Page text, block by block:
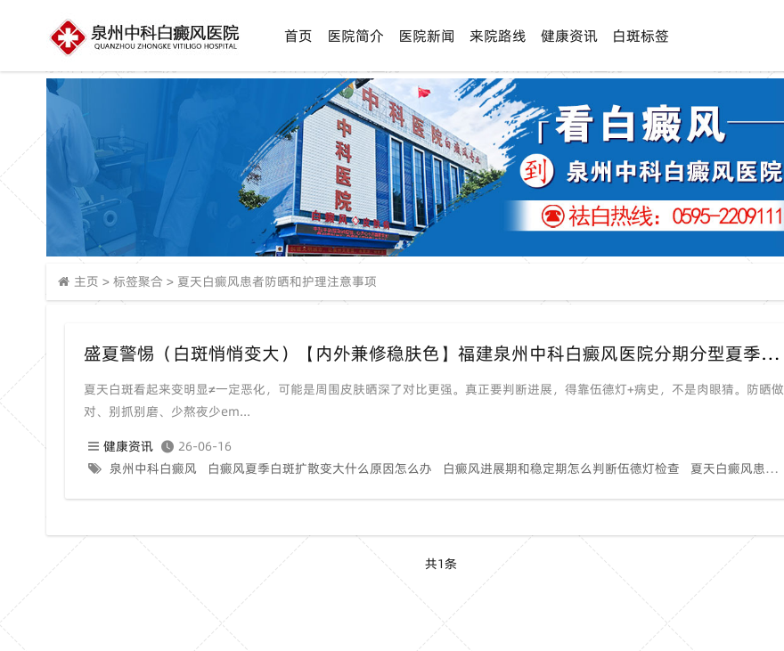
首页 医院简介 医院新闻 来院路线 健康资讯 白斑标签
主页 > 标签聚合 > 夏天白癜风患者防晒和护理注意事项
盛夏警惕（白斑悄悄变大）【内外兼修稳肤色】福建泉州中科白癜风医院分期分型夏季治白思路
夏天白斑看起来变明显≠一定恶化，可能是周围皮肤晒深了对比更强。真正要判断进展，得靠伍德灯+病史，不是肉眼猜。防晒做
对、别抓别磨、少熬夜少em...
健康资讯
26-06-16
泉州中科白癜风
白癜风夏季白斑扩散变大什么原因怎么办 白癜风进展期和稳定期怎么判断伍德灯检查 夏天白癜风患者防晒和护理注意事项
共1条